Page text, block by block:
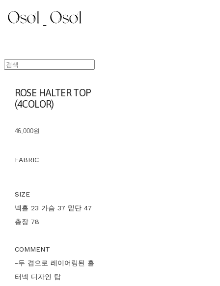
ROSE HALTER TOP
(4COLOR)
46,000원
FABRIC
SIZE
넥홀 23 가슴 37 밑단 47
총장 78
COMMENT
-두 겹으로 레이어링된 홀
터넥 디자인 탑